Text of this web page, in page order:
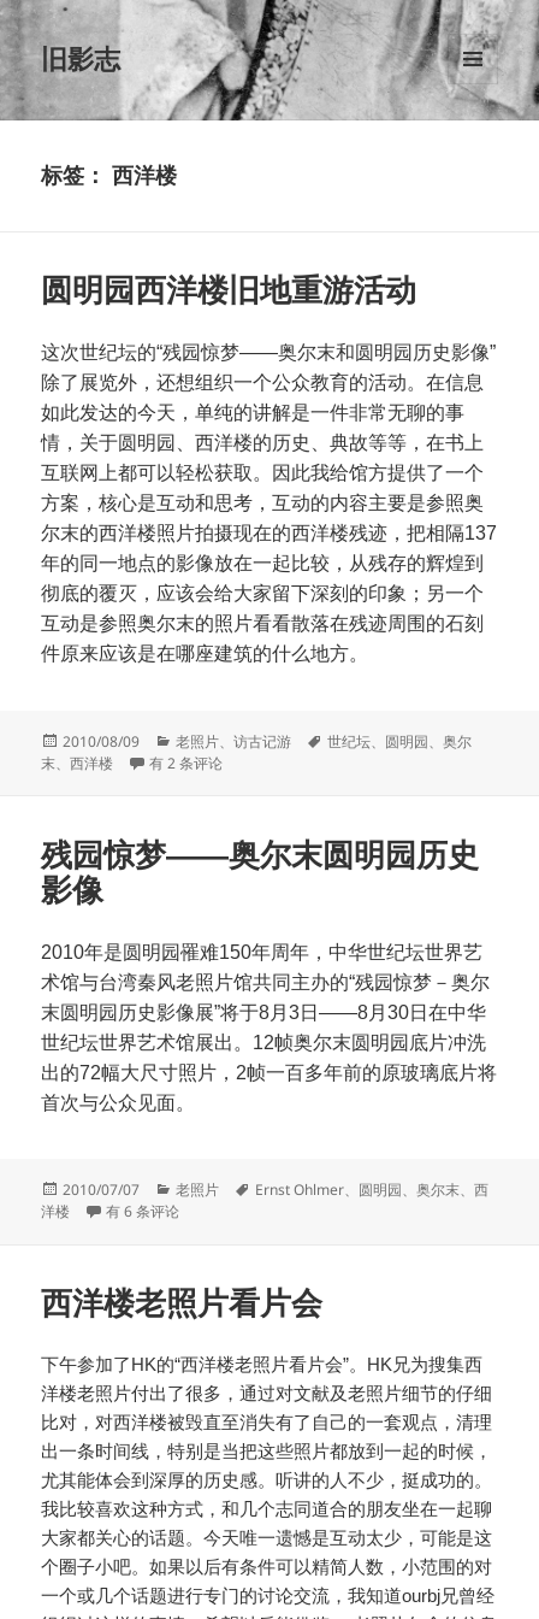
旧影志
菜单和
挂件
标签：西洋楼
圆明园西洋楼旧地重游活动
这次世纪坛的“残园惊梦——奥尔末和圆明园历史影像”
除了展览外，还想组织一个公众教育的活动。在信息
如此发达的今天，单纯的讲解是一件非常无聊的事
情，关于圆明园、西洋楼的历史、典故等等，在书上
互联网上都可以轻松获取。因此我给馆方提供了一个
方案，核心是互动和思考，互动的内容主要是参照奥
尔末的西洋楼照片拍摄现在的西洋楼残迹，把相隔137
年的同一地点的影像放在一起比较，从残存的辉煌到
彻底的覆灭，应该会给大家留下深刻的印象；另一个
互动是参照奥尔末的照片看看散落在残迹周围的石刻
件原来应该是在哪座建筑的什么地方。
发
布
2010/08/09
分
类
老照片、访古记游
标
世纪坛、 圆明园、奥尔
末、西洋楼 圆明园西洋楼旧地重游活动
有 2 条评论
残园惊梦——奥尔末圆明园历史
影像
2010年是圆明园罹难150年周年，中华世纪坛世界艺
术馆与台湾秦风老照片馆共同主办的“残园惊梦－奥尔
末圆明园历史影像展”将于8月3日——8月30日在中华
世纪坛世界艺术馆展出。12帧奥尔末圆明园底片冲洗
出的72幅大尺寸照片，2帧一百多年前的原玻璃底片将
首次与公众见面。
发
布
2010/07/07
分
类
老照片
标
Ernst Ohlmer、 圆明园、奥尔末、西
洋楼
残园惊梦——奥尔末圆明园历史影像
有 6 条评论
西洋楼老照片看片会
下午参加了HK的“西洋楼老照片看片会”。HK兄为搜集西
洋楼老照片付出了很多，通过对文献及老照片细节的仔细
比对，对西洋楼被毁直至消失有了自己的一套观点，清理
出一条时间线，特别是当把这些照片都放到一起的时候，
尤其能体会到深厚的历史感。听讲的人不少，挺成功的。
我比较喜欢这种方式，和几个志同道合的朋友坐在一起聊
大家都关心的话题。今天唯一遗憾是互动太少，可能是这
个圈子小吧。如果以后有条件可以精简人数，小范围的对
一个或几个话题进行专门的讨论交流，我知道ourbj兄曾经